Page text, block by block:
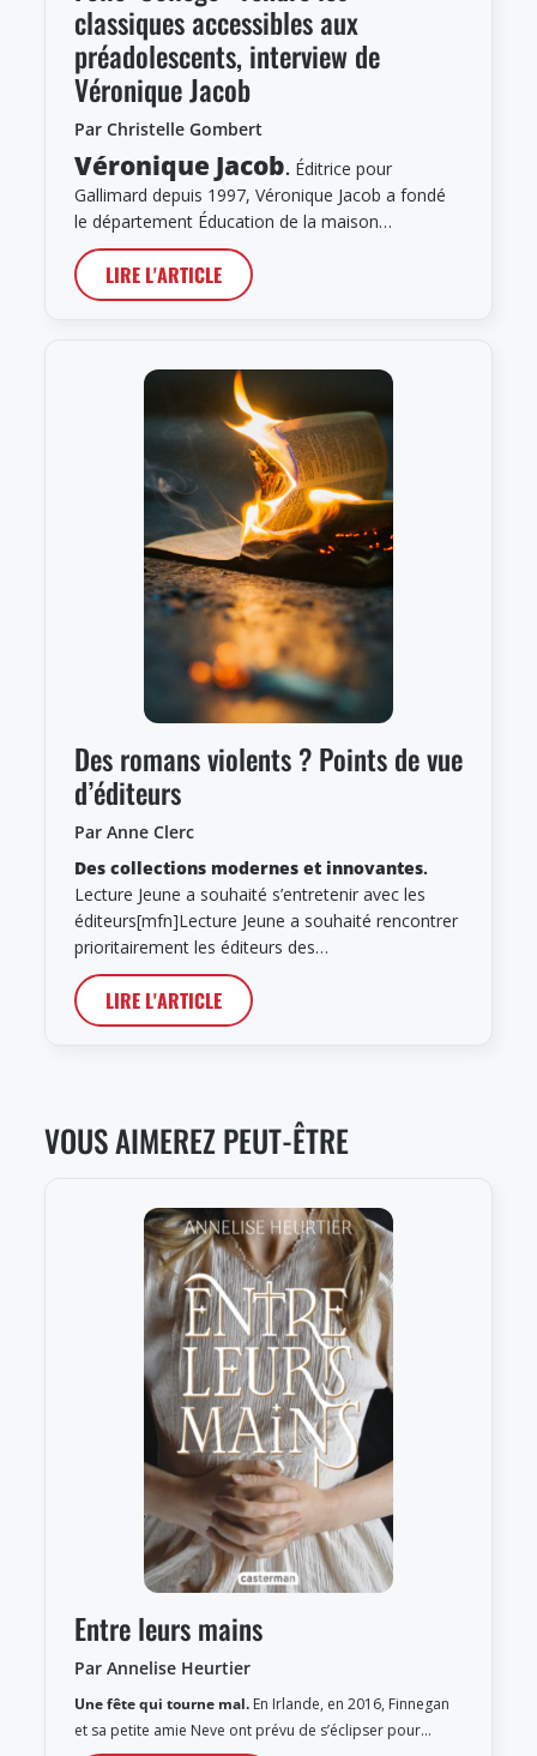
classiques accessibles aux
préadolescents, interview de
Véronique Jacob
Par Christelle Gombert
Véronique Jacob. Éditrice pour
Gallimard depuis 1997, Véronique Jacob a fondé
le département Éducation de la maison…
LIRE L'ARTICLE
Des romans violents ? Points de vue
d’éditeurs
Par Anne Clerc
Des collections modernes et innovantes.
Lecture Jeune a souhaité s’entretenir avec les
éditeurs[mfn]Lecture Jeune a souhaité rencontrer
prioritairement les éditeurs des…
LIRE L'ARTICLE
VOUS AIMEREZ PEUT-ÊTRE
Entre leurs mains
Par Annelise Heurtier
Une fête qui tourne mal. En Irlande, en 2016, Finnegan
et sa petite amie Neve ont prévu de s’éclipser pour…